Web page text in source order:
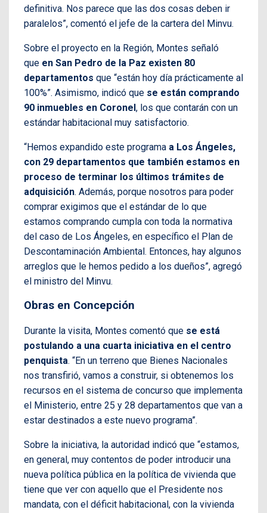
definitiva. Nos parece que las dos cosas deben ir
paralelos”, comentó el jefe de la cartera del Minvu.
Sobre el proyecto en la Región, Montes señaló
que en San Pedro de la Paz existen 80
departamentos que “están hoy día prácticamente al
100%”. Asimismo, indicó que se están comprando
90 inmuebles en Coronel, los que contarán con un
estándar habitacional muy satisfactorio.
“Hemos expandido este programa a Los Ángeles,
con 29 departamentos que también estamos en
proceso de terminar los últimos trámites de
adquisición. Además, porque nosotros para poder
comprar exigimos que el estándar de lo que
estamos comprando cumpla con toda la normativa
del caso de Los Ángeles, en específico el Plan de
Descontaminación Ambiental. Entonces, hay algunos
arreglos que le hemos pedido a los dueños”, agregó
el ministro del Minvu.
Obras en Concepción
Durante la visita, Montes comentó que se está
postulando a una cuarta iniciativa en el centro
penquista. “En un terreno que Bienes Nacionales
nos transfirió, vamos a construir, si obtenemos los
recursos en el sistema de concurso que implementa
el Ministerio, entre 25 y 28 departamentos que van a
estar destinados a este nuevo programa”.
Sobre la iniciativa, la autoridad indicó que “estamos,
en general, muy contentos de poder introducir una
nueva política pública en la política de vivienda que
tiene que ver con aquello que el Presidente nos
mandata, con el déficit habitacional, con la vivienda